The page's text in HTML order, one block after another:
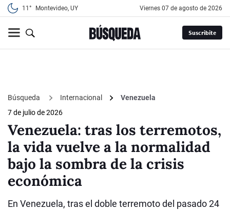
11° Montevideo, UY viernes 07 de agosto de 2026
Suscribite
Búsqueda Internacional
Venezuela
7 de julio de 2026
Venezuela: tras los terremotos,
la vida vuelve a la normalidad
bajo la sombra de la crisis
económica
En Venezuela, tras el doble terremoto del pasado 24